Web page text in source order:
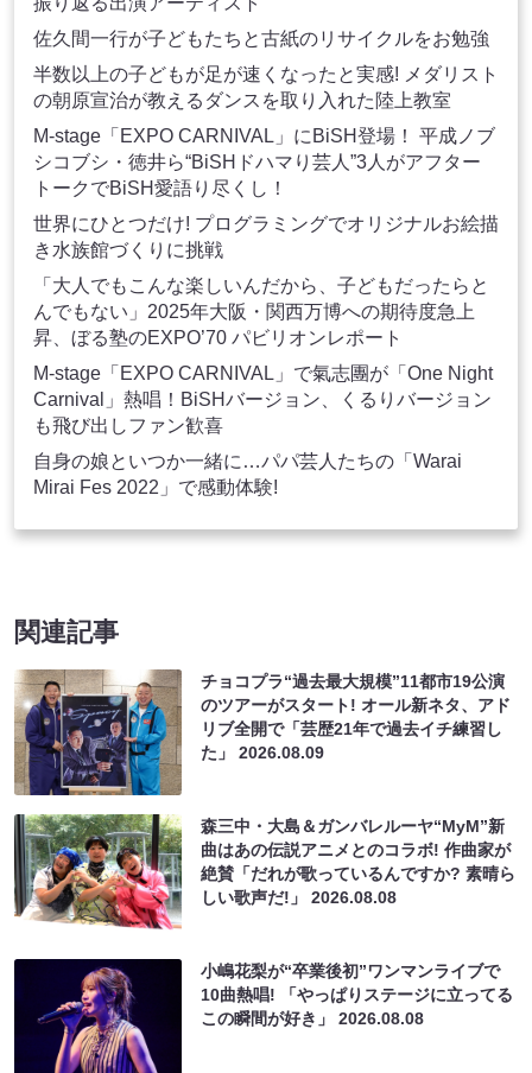
佐久間一行が子どもたちと古紙のリサイクルをお勉強
半数以上の子どもが足が速くなったと実感! メダリスト
の朝原宣治が教えるダンスを取り入れた陸上教室
M-stage「EXPO CARNIVAL」にBiSH登場！ 平成ノブ
シコブシ・徳井ら“BiSHドハマり芸人”3人がアフター
トークでBiSH愛語り尽くし！
世界にひとつだけ! プログラミングでオリジナルお絵描
き水族館づくりに挑戦
「大人でもこんな楽しいんだから、子どもだったらと
んでもない」2025年大阪・関西万博への期待度急上
昇、ぼる塾のEXPO’70 パビリオンレポート
M-stage「EXPO CARNIVAL」で氣志團が「One Night
Carnival」熱唱！BiSHバージョン、くるりバージョン
も飛び出しファン歓喜
自身の娘といつか一緒に…パパ芸人たちの「Warai
Mirai Fes 2022」で感動体験!
関連記事
チョコプラ“過去最大規模”11都市19公演
のツアーがスタート! オール新ネタ、アド
リブ全開で「芸歴21年で過去イチ練習し
た」2026.08.09
森三中・大島＆ガンバレルーヤ“MyM”新
曲はあの伝説アニメとのコラボ! 作曲家が
絶賛「だれが歌っているんですか? 素晴ら
しい歌声だ!」2026.08.08
小嶋花梨が“卒業後初”ワンマンライブで
10曲熱唱! 「やっぱりステージに立ってる
この瞬間が好き」2026.08.08